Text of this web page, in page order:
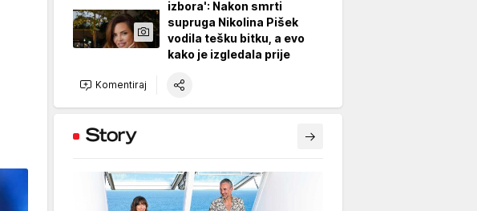
izbora': Nakon smrti
supruga Nikolina Pišek
vodila tešku bitku, a evo
kako je izgledala prije
Komentiraj